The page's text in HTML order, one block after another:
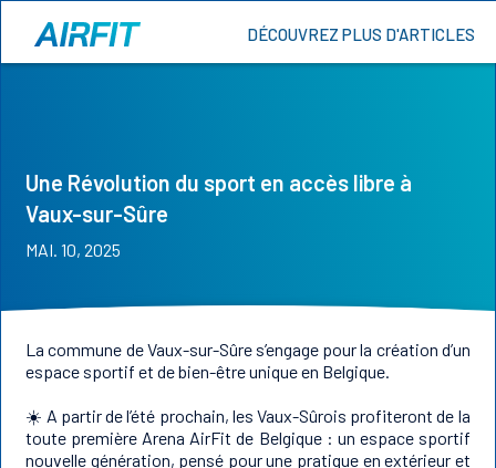
DÉCOUVREZ PLUS D'ARTICLES
Une Révolution du sport en accès libre à
Vaux-sur-Sûre
MAI. 10, 2025
La commune de Vaux-sur-Sûre s’engage pour la création d’un
espace sportif et de bien-être unique en Belgique.
☀️ A partir de l’été prochain, les Vaux-Sûrois profiteront de la
toute première Arena AirFit de Belgique : un espace sportif
nouvelle génération, pensé pour une pratique en extérieur et